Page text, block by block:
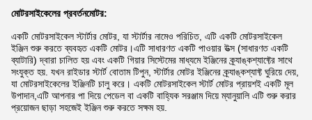
মোটরসাইকেলের প্রবর্তনমোটর:
একটি মোটরসাইকেল স্টার্টার মোটর, যা স্টার্টার নামেও পরিচিত, এটি একটি মোটরসাইকেল
ইঞ্জিন শুরু করতে ব্যবহৃত একটি মোটর।এটি সাধারণত একটি পাওয়ার উত্স (সাধারণত একটি
ব্যাটারি) দ্বারা চালিত হয় এবং একটি গিয়ার সিস্টেমের মাধ্যমে ইঞ্জিনের ক্র্যাঙ্কশ্যাফ্টের সাথে
সংযুক্ত হয়. যখন রাইডার স্টার্ট বোতাম টিপুন, স্টার্টার মোটর ইঞ্জিনের ক্র্যাঙ্কশ্যাফ্ট ঘুরিয়ে দেয়,
যা মোটরসাইকেলের ইঞ্জিনটি চালু করে। একটি মোটরসাইকেল স্টার্ট মোটর প্রায়শই একটি মূল
উপাদান,এটি আপনার পা দিয়ে পেডেল বা একটি বাহ্যিক সরঞ্জাম দিয়ে ম্যানুয়ালি এটি শুরু করার
প্রয়োজন ছাড়া সহজেই ইঞ্জিন শুরু করতে সক্ষম হয়.